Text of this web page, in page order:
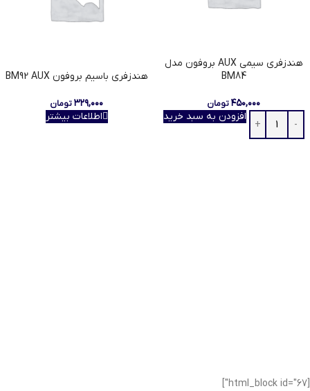
هندزفری سیمی AUX بروفون مدل
BM84
۴۵۰,۰۰۰تومان
افزودن به سبد خرید
هندزفری باسیم بروفون BM92 AUX
۳۲۹,۰۰۰تومان
اطلاعات بیشتر
[html_block id="67"]